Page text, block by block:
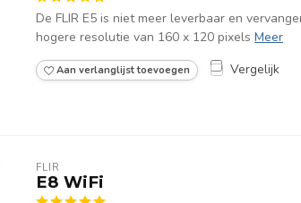
De FLIR E5 is niet meer leverbaar en
hogere resolutie van 160 x 120 pixels Meer
Aan verlanglijst toevoegen Vergelijk
FLIR
E8 WiFi